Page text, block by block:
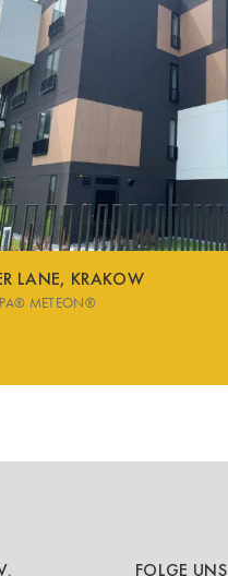
LANE, KRAKOW
METEON®
FOLGE UNS